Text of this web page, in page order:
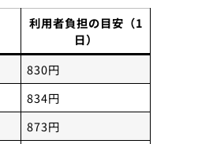
利用者負担の目安（1
日）
830円
834円
873円